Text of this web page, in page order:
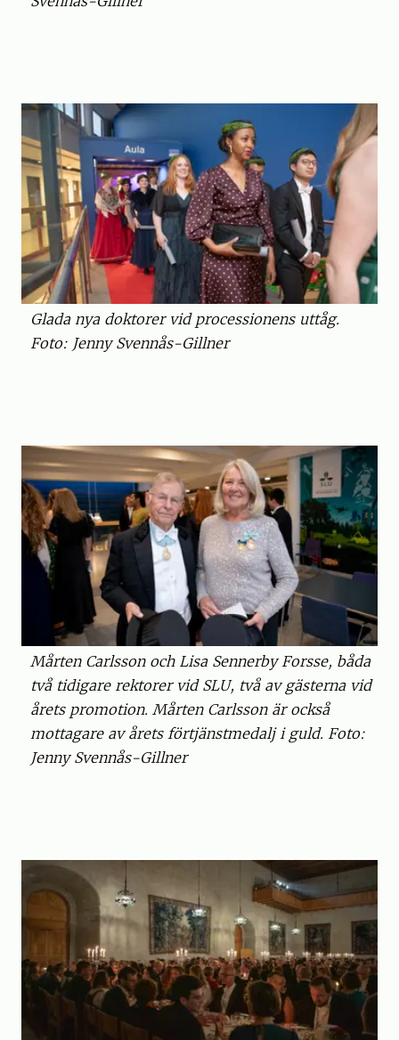
Glada nya doktorer vid processionens uttåg.
Foto: Jenny Svennås-Gillner
Mårten Carlsson och Lisa Sennerby Forsse, båda
två tidigare rektorer vid SLU, två av gästerna vid
årets promotion. Mårten Carlsson är också
mottagare av årets förtjänstmedalj i guld. Foto:
Jenny Svennås-Gillner